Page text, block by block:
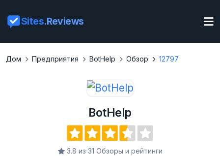
Sites.Reviews
Дом Предприятия BotHelp Обзор 12797
BotHelp
3.8 из 31 Обзоры и рейтинги